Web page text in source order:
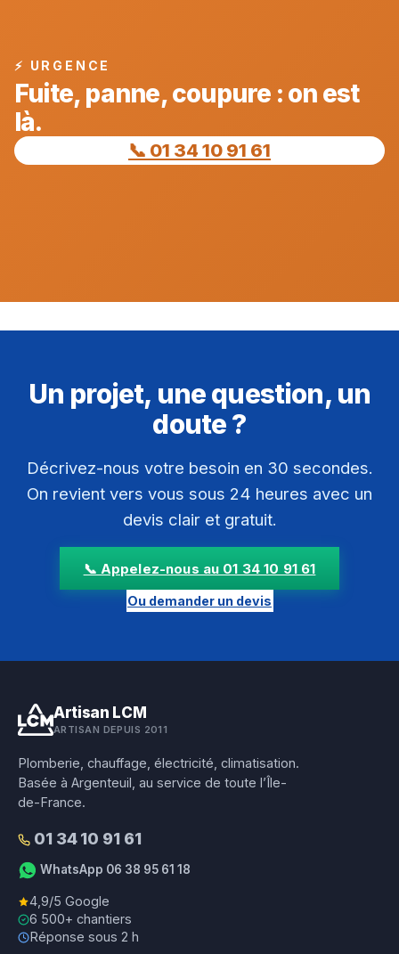
⚡ URGENCE
Fuite, panne, coupure : on est
là.
📞 01 34 10 91 61
Un projet, une question, un
doute ?
Décrivez-nous votre besoin en 30 secondes.
On revient vers vous sous 24 heures avec un
devis clair et gratuit.
📞 Appelez-nous au 01 34 10 91 61
Ou demander un devis
Artisan LCM
ARTISAN DEPUIS 2011
Plomberie, chauffage, électricité, climatisation.
Basée à Argenteuil, au service de toute l’Île-
de-France.
01 34 10 91 61
WhatsApp 06 38 95 61 18
4,9/5 Google
6 500+ chantiers
Réponse sous 2 h